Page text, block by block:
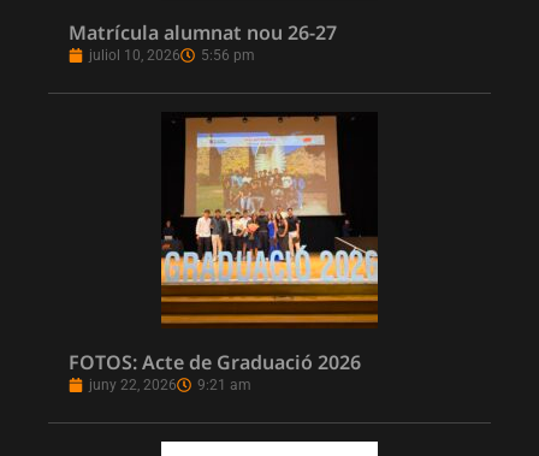
Matrícula alumnat nou 26-27
juliol 10, 2026 5:56 pm
FOTOS: Acte de Graduació 2026
juny 22, 2026 9:21 am